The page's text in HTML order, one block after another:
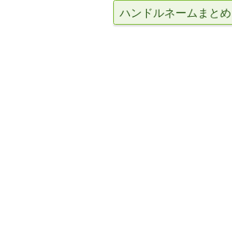
ハンドルネームまとめ